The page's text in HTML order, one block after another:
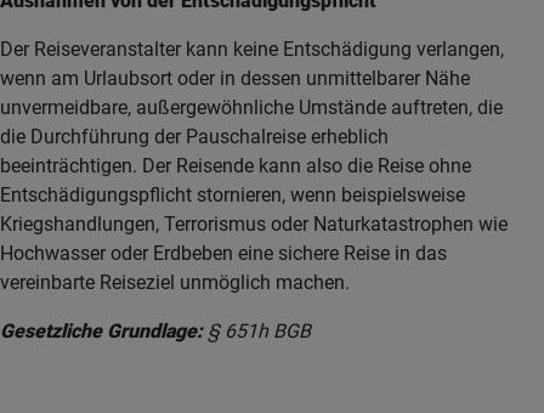
Der Reiseveranstalter kann keine Entschädigung verlangen,
wenn am Urlaubsort oder in dessen unmittelbarer Nähe
unvermeidbare, außergewöhnliche Umstände auftreten, die
die Durchführung der Pauschalreise erheblich
beeinträchtigen. Der Reisende kann also die Reise ohne
Entschädigungspflicht stornieren, wenn beispielsweise
Kriegshandlungen, Terrorismus oder Naturkatastrophen wie
Hochwasser oder Erdbeben eine sichere Reise in das
vereinbarte Reiseziel unmöglich machen.
Gesetzliche Grundlage:§ 651h BGB